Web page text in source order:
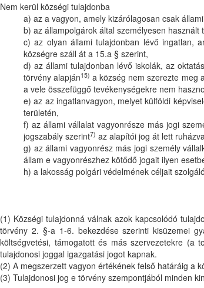
Nem kerül községi tulajdonba
a) az a vagyon, amely kizárólagosan csak
b) az állampolgárok által személyesen használt
c) az olyan állami tulajdonban lévő ingatlan,
községre száll át a 15.a § szerint,
d) az állami tulajdonban lévő iskolák, az
törvény alapján15) a község nem szerezte meg
a vele összefüggő tevékenységekre nem
e) az az ingatlanvagyon, melyet külföldi
területén,
f) az állami vállalat vagyonrésze más jogi
jogszabály szerint7) az alapítói jog át lett
g) az állami vagyonrész más jogi személy
állam e vagyonrészhez kötődő jogait ilyen
h) a lakosság polgári védelmének céljait
(1) Községi tulajdonná válnak azok kapcsolódó
törvény 2. §-a 1-6. bekezdése szerinti kisüzemei
költségvetési, támogatott és más szervezetekre (a
tulajdonosi joggal igazgatási jogot kapnak.
(2) A megszerzett vagyon értékének felső határáig a
(3) Tulajdonosi jog e törvény szempontjából minden